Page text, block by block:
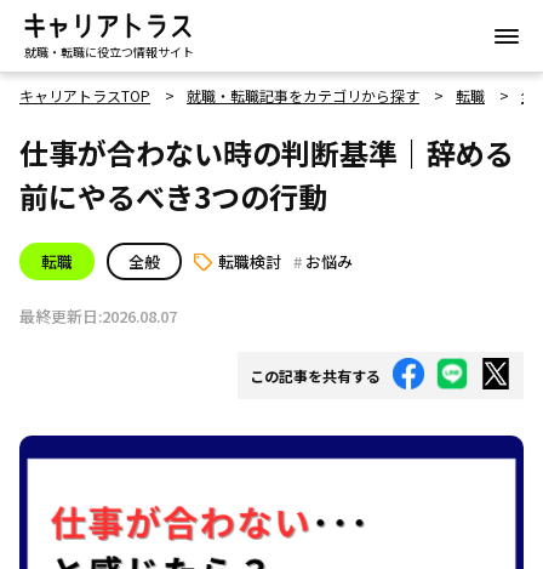
就職・転職に役立つ情報サイト
キャリアトラスTOP 就職・転職記事をカテゴリから探す 転職 全
仕事が合わない時の判断基準｜辞める
前にやるべき3つの行動
転職 全般 転職検討 お悩み
最終更新日:2026.08.07
この記事を共有する